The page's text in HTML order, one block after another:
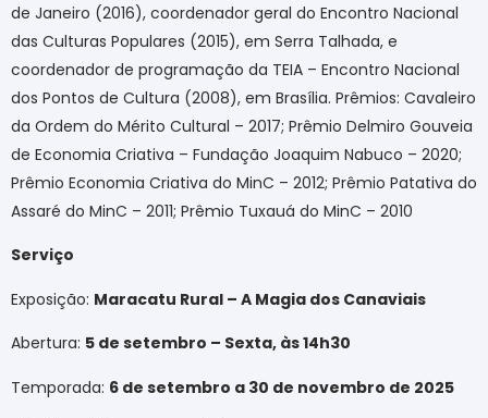
de Janeiro (2016), coordenador geral do Encontro Nacional
das Culturas Populares (2015), em Serra Talhada, e
coordenador de programação da TEIA – Encontro Nacional
dos Pontos de Cultura (2008), em Brasília. Prêmios: Cavaleiro
da Ordem do Mérito Cultural – 2017; Prêmio Delmiro Gouveia
de Economia Criativa – Fundação Joaquim Nabuco – 2020;
Prêmio Economia Criativa do MinC – 2012; Prêmio Patativa do
Assaré do MinC – 2011; Prêmio Tuxauá do MinC – 2010
Serviço
Exposição: Maracatu Rural – A Magia dos Canaviais
Abertura: 5 de setembro – Sexta, às 14h30
Temporada: 6 de setembro a 30 de novembro de 2025